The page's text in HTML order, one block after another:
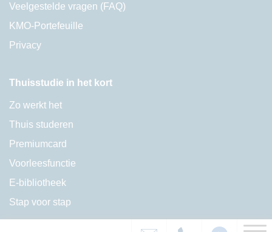
Veelgestelde vragen (FAQ)
KMO-Portefeuille
Privacy
Thuisstudie in het kort
Zo werkt het
Thuis studeren
Premiumcard
Voorleesfunctie
E-bibliotheek
Stap voor stap